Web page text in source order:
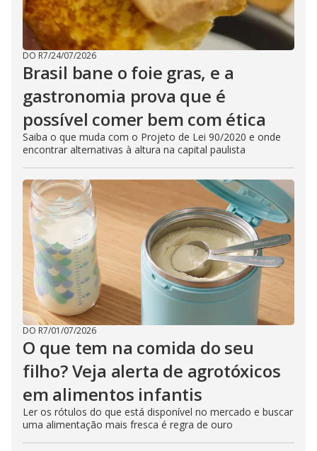
DO R7/24/07/2026
Brasil bane o foie gras, e a
gastronomia prova que é
possível comer bem com ética
Saiba o que muda com o Projeto de Lei 90/2020 e onde
encontrar alternativas à altura na capital paulista
DO R7/01/07/2026
O que tem na comida do seu
filho? Veja alerta de agrotóxicos
em alimentos infantis
Ler os rótulos do que está disponível no mercado e buscar
uma alimentação mais fresca é regra de ouro